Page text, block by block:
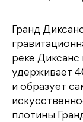
Гранд
реке
удерживает
и образует
плотины